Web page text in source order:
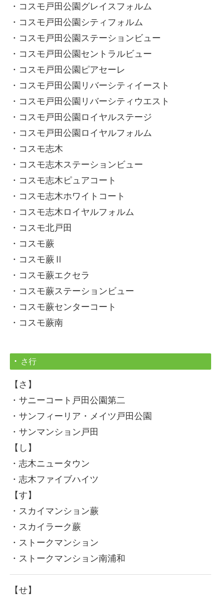
・コスモ戸田公園グレイスフォルム
・コスモ戸田公園シティフォルム
・コスモ戸田公園ステーションビュー
・コスモ戸田公園セントラルビュー
・コスモ戸田公園ピアセーレ
・コスモ戸田公園リバーシティイースト
・コスモ戸田公園リバーシティウエスト
・コスモ戸田公園ロイヤルステージ
・コスモ戸田公園ロイヤルフォルム
・コスモ志木
・コスモ志木ステーションビュー
・コスモ志木ピュアコート
・コスモ志木ホワイトコート
・コスモ志木ロイヤルフォルム
・コスモ北戸田
・コスモ蕨
・コスモ蕨Ⅱ
・コスモ蕨エクセラ
・コスモ蕨ステーションビュー
・コスモ蕨センターコート
・コスモ蕨南
さ行
【さ】
・サニーコート戸田公園第二
・サンフィーリア・メイツ戸田公園
・サンマンション戸田
【し】
・志木ニュータウン
・志木ファイブハイツ
【す】
・スカイマンション蕨
・スカイラーク蕨
・ストークマンション
・ストークマンション南浦和
【せ】